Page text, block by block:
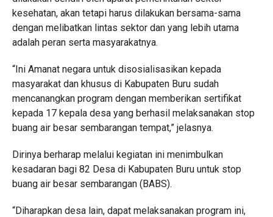
kesehatan, akan tetapi harus dilakukan bersama-sama
dengan melibatkan lintas sektor dan yang lebih utama
adalah peran serta masyarakatnya.
“Ini Amanat negara untuk disosialisasikan kepada
masyarakat dan khusus di Kabupaten Buru sudah
mencanangkan program dengan memberikan sertifikat
kepada 17 kepala desa yang berhasil melaksanakan stop
buang air besar sembarangan tempat,” jelasnya.
Dirinya berharap melalui kegiatan ini menimbulkan
kesadaran bagi 82 Desa di Kabupaten Buru untuk stop
buang air besar sembarangan (BABS).
“Diharapkan desa lain, dapat melaksanakan program ini,